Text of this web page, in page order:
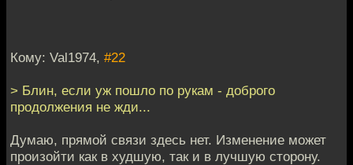
Кому: Val1974, #22
> Блин, если уж пошло по рукам - доброго
продолжения не жди...
Думаю, прямой связи здесь нет. Изменение может
произойти как в худшую, так и в лучшую сторону.